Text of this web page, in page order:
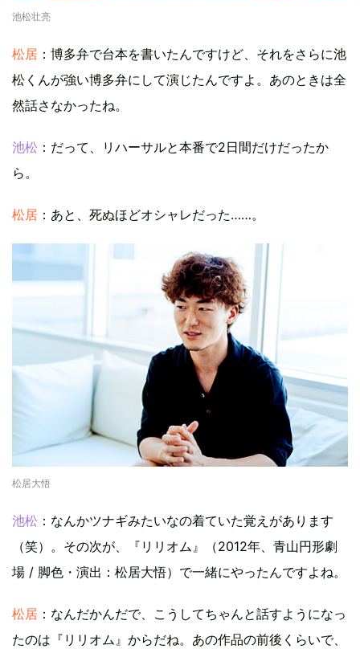
池松壮亮
松居 ：博多弁で台本を書いたんですけど、それをさらに池
松くんが強い博多弁にして演じたんですよ。あのときは全
然話さなかったね。
池松 ：だって、リハーサルと本番で2日間だけだったか
ら。
松居 ：あと、死ぬほどオシャレだった……。
松居大悟
池松 ：なんかツナギみたいなの着ていた覚えがあります
（笑）。その次が、『リリオム』（2012年、青山円形劇
場 / 脚色・演出：松居大悟）で一緒にやったんですよね。
松居 ：なんだかんだで、こうしてちゃんと話すようになっ
たのは『リリオム』からだね。あの作品の前後くらいで、